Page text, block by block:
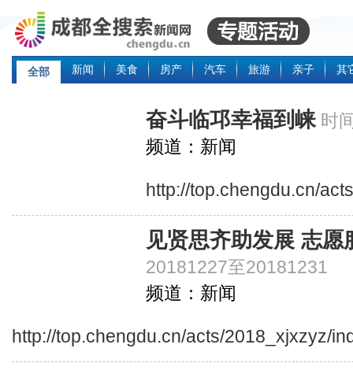
全部 新闻 美食 房产 汽车 旅游 亲子 其
奋斗临邛幸福到崃 时
频道：新闻
http://top.chengdu.cn/
见贤思齐助发展 志愿
20181227至20181231
频道：新闻
http://top.chengdu.cn/acts/2018_xjxzyz/